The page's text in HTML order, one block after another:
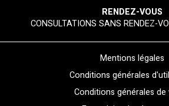
RENDEZ-VOUS
CONSULTATIONS SANS RENDEZ-
Mentions légales
Conditions générales
Conditions générales de